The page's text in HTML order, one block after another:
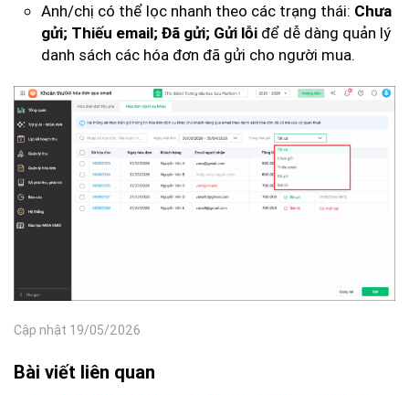
Anh/chị có thể lọc nhanh theo các trạng thái: Chưa
gửi; Thiếu email; Đã gửi; Gửi lỗi để dễ dàng quản lý
danh sách các hóa đơn đã gửi cho người mua.
Cập nhật 19/05/2026
Bài viết liên quan